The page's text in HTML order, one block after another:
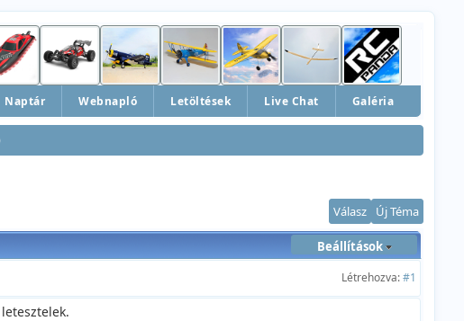
Naptár Webnapló Letöltések Live Chat Galéria
Válasz Új Téma
Beállítások
Létrehozva:#1